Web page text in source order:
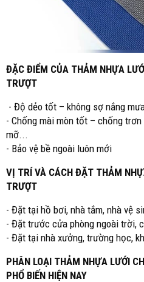
ĐẶC ĐIỂM CỦA THẢM NHỰA
TRƯỢT
- Độ dẻo tốt – không sợ nắng
- Chống mài mòn tốt – chống
mỡ...
- Bảo vệ bề ngoài luôn mới
VỊ TRÍ VÀ CÁCH ĐẶT THẢM
TRƯỢT
- Đặt tại hồ bơi, nhà tắm, nhà vệ
- Đặt trước cửa phòng ngoài trời,
- Đặt tại nhà xưởng, trường học,
PHÂN LOẠI THẢM NHỰA LƯỚI
PHỔ BIẾN HIỆN NAY